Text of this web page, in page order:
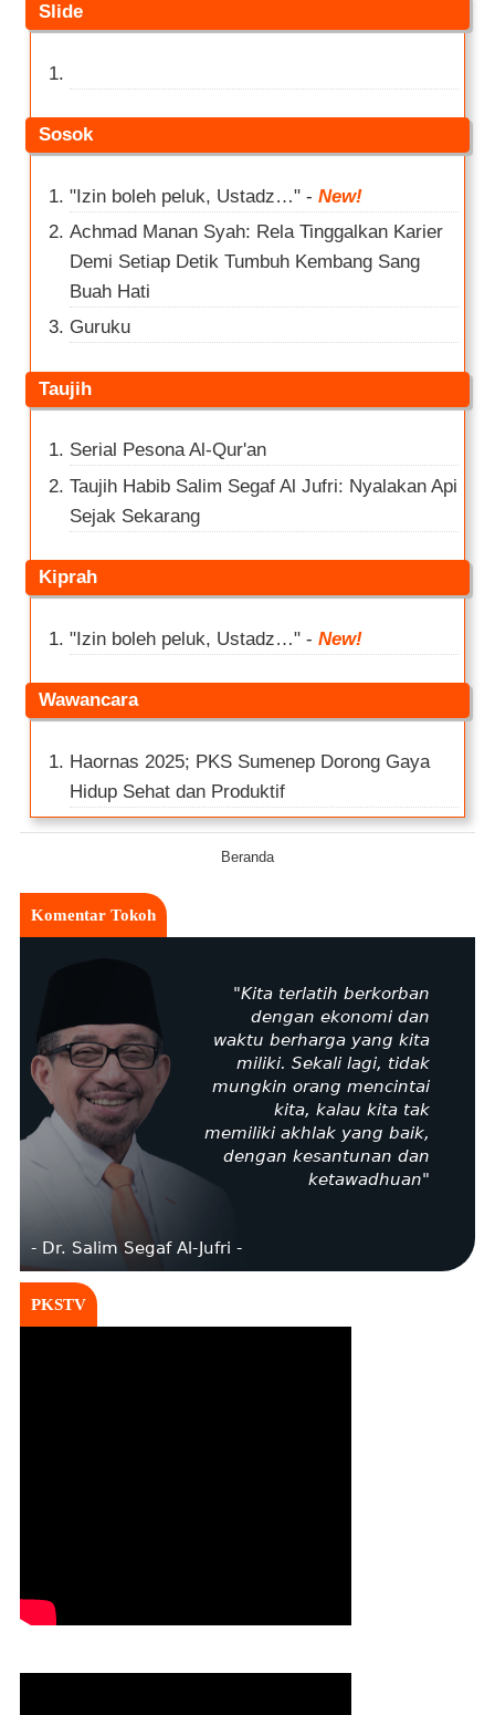
Slide
Sosok
"Izin boleh peluk, Ustadz…"- New!
Achmad Manan Syah: Rela Tinggalkan Karier
Demi Setiap Detik Tumbuh Kembang Sang
Buah Hati
Guruku
Taujih
Serial Pesona Al-Qur'an
Taujih Habib Salim Segaf Al Jufri: Nyalakan Api
Sejak Sekarang
kiprah
"Izin boleh peluk, Ustadz…"- New!
wawancara
Haornas 2025; PKS Sumenep Dorong Gaya
Hidup Sehat dan Produktif
Beranda
Komentar Tokoh
"Kita terlatih berkorban
dengan ekonomi dan
waktu berharga yang kita
miliki. Sekali lagi, tidak
mungkin orang mencintai
kita, kalau kita tak
memiliki akhlak yang baik,
dengan kesantunan dan
ketawadhuan"
- Dr. Salim Segaf Al-Jufri -
PKSTV